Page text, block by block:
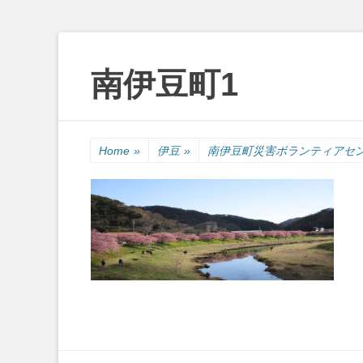
南伊豆町1
Home » 伊豆 » 南伊豆町災害ボランティアセ